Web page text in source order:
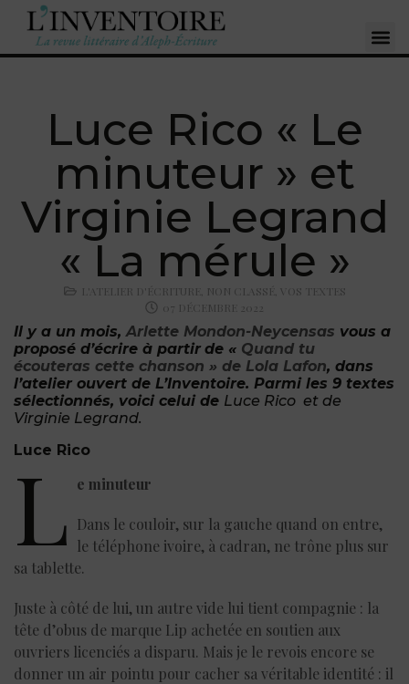
Luce Rico « Le
minuteur » et
Virginie Legrand
« La mérule »
L'ATELIER D'ÉCRITURE NON CLASSÉ
VOS TEXTES
07 DÉCEMBRE 2022
Il y a un mois, Arlette Mondon-Neycensas vous a
proposé d’écrire à partir de « Quand tu
écouteras cette chanson » de Lola Lafon, dans
l’atelier ouvert de L’Inventoire. Parmi les 9 textes
sélectionnés, voici celui de Luce Rico et de
Virginie Legrand.
Luce Rico
L e minuteur
Dans le couloir, sur la gauche quand on entre,
le téléphone ivoire, à cadran, ne trône plus sur
sa tablette.
Juste à côté de lui, un autre vide lui tient compagnie : la
tête d’obus de marque Lip achetée en soutien aux
ouvriers licenciés a disparu. Mais je le revois encore se
donner un air pointu pour cacher sa véritable identité : il